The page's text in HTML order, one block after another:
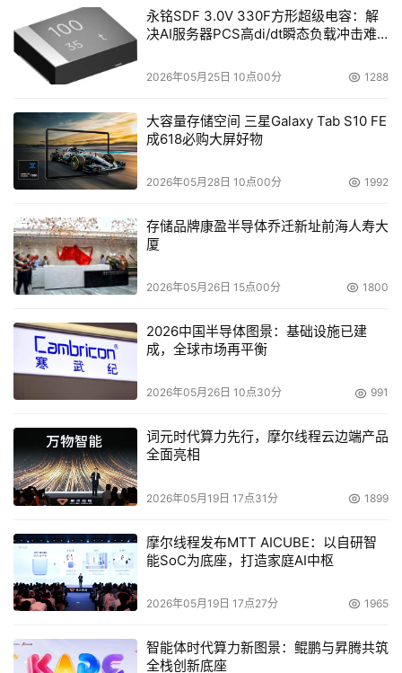
增殖失控；运动神经元代码发生乱码，指令无法传达。这些
内源性错误无法通过常规手段修复，需要从分子层面被靶
向。
RNA，再翻译为蛋白质。蛋白质从氨基酸序列折叠为三维空
间构象，多条肽链可组装为功能复合体（如血红蛋白）。核
心共识贯穿始终：序列决定结构，结构决定功能。
图1：基于AI生命科学技术的肿瘤精准诊疗与新疗法研发协
同框架
建。当前，基于生命科学AI的癌症精准治疗已形成完整的技
术闭环：
1. 基于MONAI等框架的AI影像学实现早筛与监测；
2. 基因组大模型（如Evo 2）解读突变功能；
永铭SDF 3.0V 330F方形超级电容：解
决AI服务器PCS高di/dt瞬态负载冲击难
2026年05月25日 10点00分 1288
大容量存储空间 三星Galaxy Tab S10 FE
成618必购大屏好物
2026年05月28日 10点00分 1992
存储品牌康盈半导体乔迁新址前海人寿大
厦
2026年05月26日 15点00分 1800
2026中国半导体图景：基础设施已建
成，全球市场再平衡
2026年05月26日 10点30分 991
词元时代算力先行，摩尔线程云边端产品
全面亮相
2026年05月19日 17点31分 1899
摩尔线程发布MTT AICUBE：以自研智
能SoC为底座，打造家庭AI中枢
2026年05月19日 17点27分 1965
智能体时代算力新图景：鲲鹏与昇腾共筑
全栈创新底座